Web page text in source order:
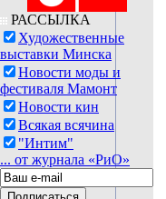
РАССЫЛКА
Художественные
выставки Минска
Новости моды и
фестиваля Мамонт
Новости кин
Всякая всячина
"Интим"
... от журнала «РиО»